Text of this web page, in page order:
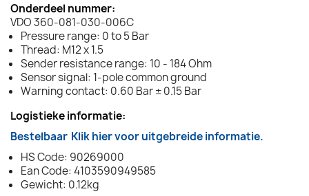
Onderdeel nummer:
VDO 360-081-030-006C
Pressure range: 0 to 5 Bar
Thread: M12 x 1.5
Sender resistance range: 10 - 184 Ohm
Sensor signal: 1-pole common ground
Warning contact: 0.60 Bar ± 0.15 Bar
Logistieke informatie:
Bestelbaar Klik hier voor uitgebreide informatie.
HS Code: 90269000
Ean Code: 4103590949585
Gewicht: 0.12kg